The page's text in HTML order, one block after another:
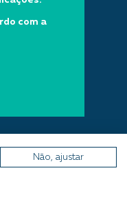
com a
Não, ajustar